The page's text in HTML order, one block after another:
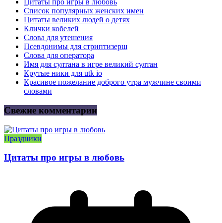
Цитаты про игры в любовь
Список популярных женских имен
Цитаты великих людей о детях
Клички кобелей
Слова для утешения
Псевдонимы для стриптизерш
Слова для оператора
Имя для султана в игре великий султан
Крутые ники для utk io
Красивое пожелание доброго утра мужчине своими
словами
Свежие комментарии
Праздники
Цитаты про игры в любовь